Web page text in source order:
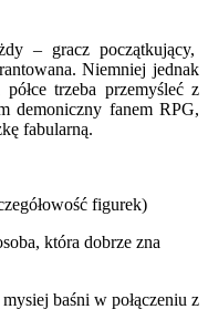
– gracz początkujący,
Niemniej jednak
trzeba przemyśleć z
demoniczny fanem RPG,
fabularną.
figurek)
która dobrze zna
baśni w połączeniu z